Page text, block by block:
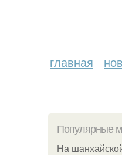
главная
Популярные
На